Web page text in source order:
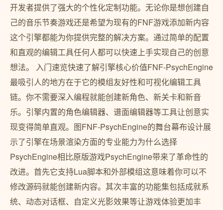
开发者提供了强大的个性化定制功能。无论你是想创建自
己的音乐节奏游戏还是希望为现有的FNF游戏添加新内容
这个引擎都能为你提供完整的解决方案。通过简单的配置
和直观的编辑工具任何人都可以快速上手实现自己的创意
想法。 入门速览快速了解引擎核心价值FNF-PsychEngine
最吸引人的地方在于它的模组友好性和可视化编辑工具
链。你不需要深入编程就能创建新角色、新关卡和新音
乐。引擎内置的角色编辑器、谱面编辑器等工具让创意实
现变得简单直观。图FNF-PsychEngine的舞台幕布设计展
示了引擎在场景渲染方面的专业能力为什么选择
PsychEngine相比原版游戏PsychEngine带来了革命性的
改进。首先它支持Lua脚本和外部模组这意味着你可以不
修改源码就能创建新内容。其次丰富的功能集包括成就系
统、动态对话框、自定义光影效果等让游戏体验更加丰